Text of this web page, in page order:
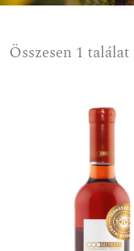
Összesen 1 találat